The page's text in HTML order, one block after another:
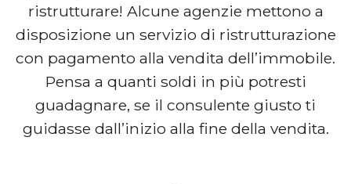
ristrutturare! Alcune agenzie mettono a
disposizione un servizio di ristrutturazione
con pagamento alla vendita dell’immobile.
Pensa a quanti soldi in più potresti
guadagnare, se il consulente giusto ti
guidasse dall’inizio alla fine della vendita.